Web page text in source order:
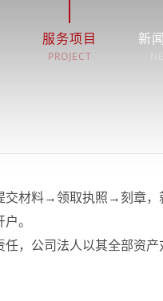
服务项目
PROJECT
新
材料→领取执照→刻章
。
，公司法人以其全部资产